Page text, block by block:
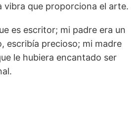
vibra que proporciona el arte.
es escritor; mi padre era un
escribía precioso; mi madre
le hubiera encantado ser